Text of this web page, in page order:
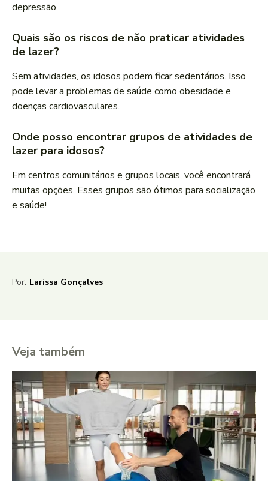
depressão.
Quais são os riscos de não praticar atividades
de lazer?
Sem atividades, os idosos podem ficar sedentários. Isso
pode levar a problemas de saúde como obesidade e
doenças cardiovasculares.
Onde posso encontrar grupos de atividades de
lazer para idosos?
Em centros comunitários e grupos locais, você encontrará
muitas opções. Esses grupos são ótimos para socialização
e saúde!
Por: Larissa Gonçalves
Veja também